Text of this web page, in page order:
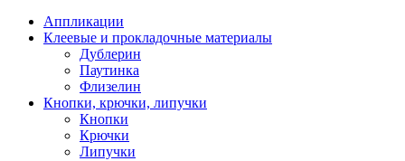
Аппликации
Клеевые и прокладочные материалы
Дублерин
Паутинка
Флизелин
Кнопки, крючки, липучки
Кнопки
Крючки
Липучки